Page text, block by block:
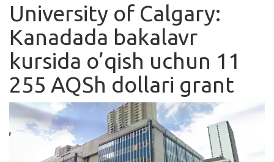
Ishlar
Kurslar
Blog
Yana
University of Calgary:
Kanadada bakalavr
kursida o’qish uchun 11
255 AQSh dollari grant